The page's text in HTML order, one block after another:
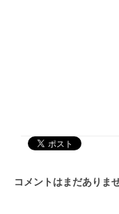
コメントはまだありま